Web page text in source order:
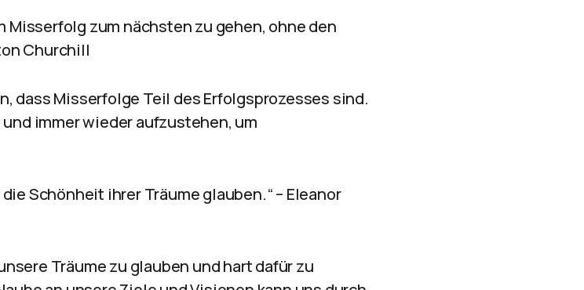
Misserfolg zum nächsten zu gehen, ohne den
Churchill
dass Misserfolge Teil des Erfolgsprozesses sind.
immer wieder aufzustehen, um
Schönheit ihrer Träume glauben.“ – Eleanor
Träume zu glauben und hart dafür zu